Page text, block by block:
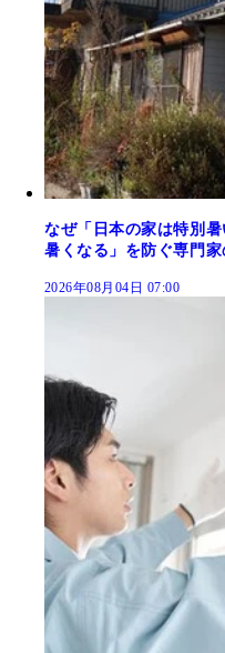
なぜ「日本の家は特別
暑くなる」を防ぐ専門
2026年08月04日 07:00